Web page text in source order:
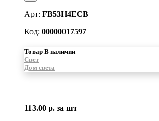
Арт: FB53H4ECB
Код: 00000017597
Товар В наличии
Свет
Дом света
113.00 р. за шт